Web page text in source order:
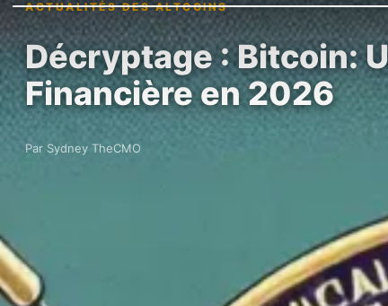
ACTUALITÉS DES ALTCOINS
Décryptage : Bitcoin:
Financière en 2026
Par Sydney TheCMO